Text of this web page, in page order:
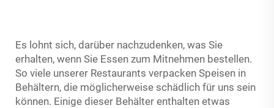
Es lohnt sich, darüber nachzudenken, was Sie
erhalten, wenn Sie Essen zum Mitnehmen bestellen.
So viele unserer Restaurants verpacken Speisen in
Behältern, die möglicherweise schädlich für uns sein
können. Einige dieser Behälter enthalten etwas